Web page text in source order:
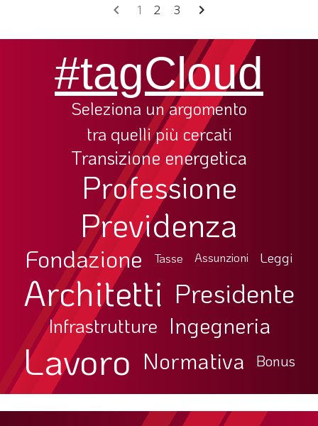
chevron_left 1 2 3 chevron_right
#tagCloud
Seleziona un argomento
tra quelli più cercati
Transizione energetica
Professione
Previdenza
Fondazione Tasse Assunzioni Leggi
Architetti Presidente
Infrastrutture Ingegneria
Lavoro Normativa Bonus